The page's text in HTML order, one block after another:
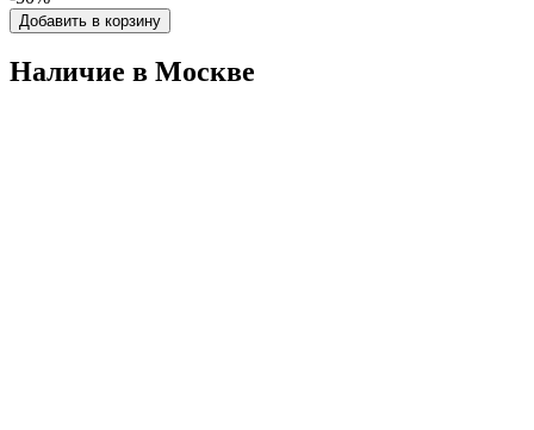
Добавить в корзину
Наличие в Москвe